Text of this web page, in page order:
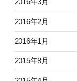
2016年3月
2016年2月
2016年1月
2015年8月